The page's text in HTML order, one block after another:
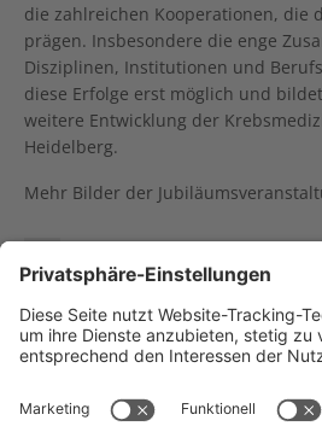
die zahlreichen Kooperationen, die
prägen. Insbesondere die enge
Disziplinen, Institutionen und
diese Erfolge erst möglich und
weitere Entwicklung der
Heidelberg.
Mehr Bilder der